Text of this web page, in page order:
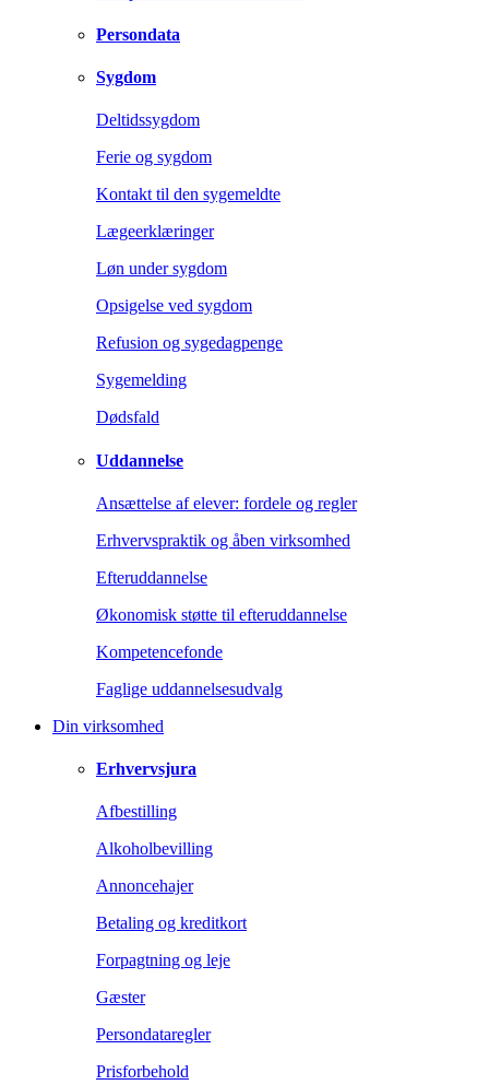
Persondata
Sygdom
Deltidssygdom
Ferie og sygdom
Kontakt til den sygemeldte
Lægeerklæringer
Løn under sygdom
Opsigelse ved sygdom
Refusion og sygedagpenge
Sygemelding
Dødsfald
Uddannelse
Ansættelse af elever: fordele og regler
Erhvervspraktik og åben virksomhed
Efteruddannelse
Økonomisk støtte til efteruddannelse
Kompetencefonde
Faglige uddannelsesudvalg
Din virksomhed
Erhvervsjura
Afbestilling
Alkoholbevilling
Annoncehajer
Betaling og kreditkort
Forpagtning og leje
Gæster
Persondataregler
Prisforbehold